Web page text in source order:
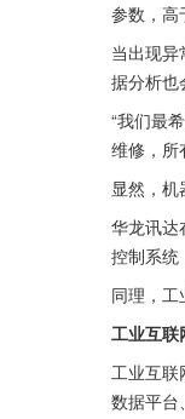
参数，高
当出现
据分析也
“我们最
维修，所
显然，机
华龙讯达
控制系统
同理，工
工业互联
工业互联
数据平台